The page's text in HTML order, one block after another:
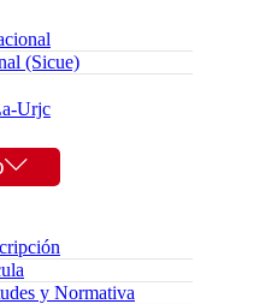
(Sicue)
Urjc
y Normativa